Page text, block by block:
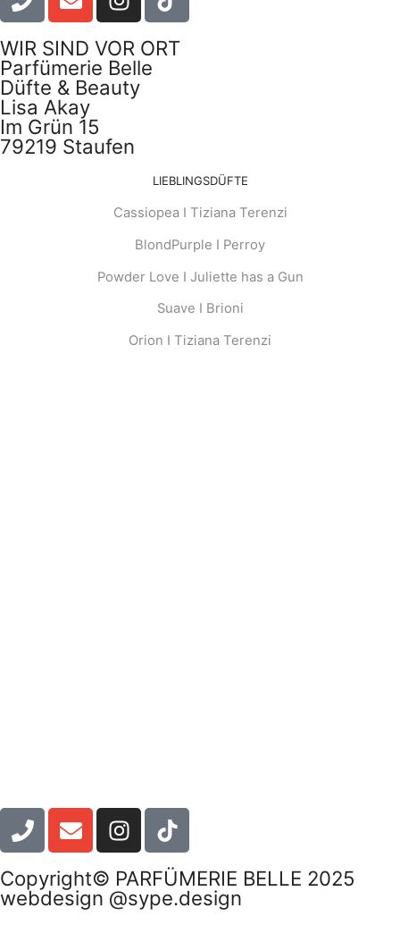
WIR SIND VOR ORT
Parfümerie Belle
Düfte & Beauty
Lisa Akay
Im Grün 15
79219 Staufen
LIEBLINGSDÜFTE
Cassiopea I Tiziana Terenzi
BlondPurple I Perroy
Powder Love I Juliette has a Gun
Suave I Brioni
Orion I Tiziana Terenzi
Copyright© PARFÜMERIE BELLE 2025
webdesign @sype.design